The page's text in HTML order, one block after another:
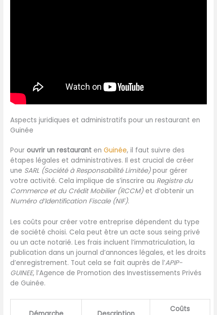
Aspects juridiques et administratifs pour un restaurant en
Guinée
Pourouvrir un restaurant enGuinée, il faut suivre des
étapes légales et administratives. Il est crucial de créer
une SARL (Société à Responsabilité Limitée)pour gérer
votre activité. Cela implique de s’inscrire au Registre du
Commerce et du Crédit Mobilier (RCCM)et d’obtenir un
Numéro d’Identification Fiscale (NIF).
Les coûts pour créer votre entreprise dépendent du type
de société choisi. Cela peut être un acte sous seing privé
ou un acte notarié. Les frais incluent l’immatriculation, la
publication dans un journal d’annonces légales, et les droits
d’enregistrement. Tout cela se fait auprès de l’APIP-
GUINEE, l’Agence de Promotion des Investissements Privés
de Guinée.
Coûts